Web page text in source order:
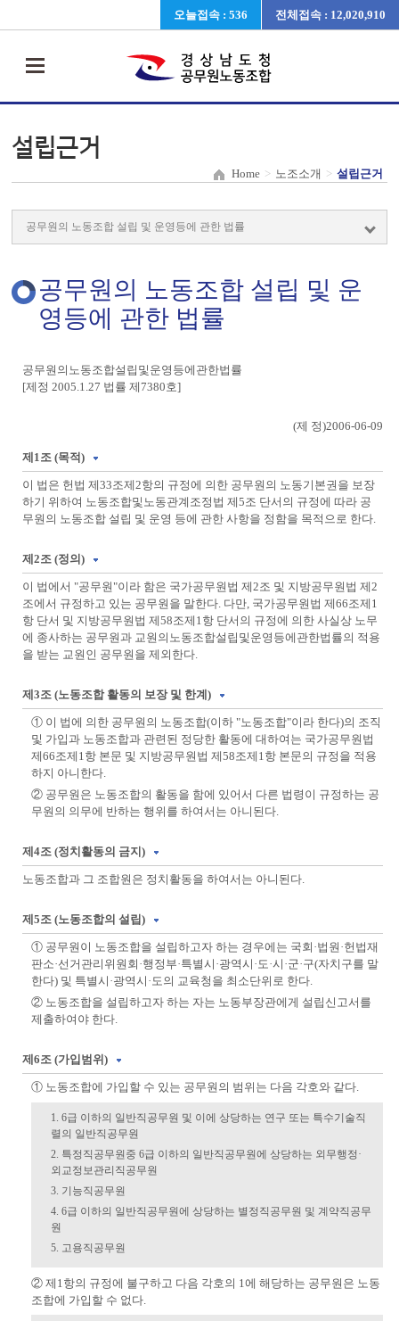
오늘접속 : 536 전체접속 : 12,020,910
설립근거
Home > 노조소개 > 설립근거
공무원의 노동조합 설립 및 운
영등에 관한 법률
공무원의노동조합설립및운영등에관한법률
[제정 2005.1.27 법률 제7380호]
(제 정)2006-06-09
제1조 (목적)
이 법은 헌법 제33조제2항의 규정에 의한 공무원의 노동기본권을 보장
하기 위하여 노동조합및노동관계조정법 제5조 단서의 규정에 따라 공
무원의 노동조합 설립 및 운영 등에 관한 사항을 정함을 목적으로 한다.
제2조 (정의)
이 법에서 "공무원"이라 함은 국가공무원법 제2조 및 지방공무원법 제2
조에서 규정하고 있는 공무원을 말한다. 다만, 국가공무원법 제66조제1
항 단서 및 지방공무원법 제58조제1항 단서의 규정에 의한 사실상 노무
에 종사하는 공무원과 교원의노동조합설립및운영등에관한법률의 적용
을 받는 교원인 공무원을 제외한다.
제3조 (노동조합 활동의 보장 및 한계)
① 이 법에 의한 공무원의 노동조합(이하 "노동조합"이라 한다)의 조직
및 가입과 노동조합과 관련된 정당한 활동에 대하여는 국가공무원법
제66조제1항 본문 및 지방공무원법 제58조제1항 본문의 규정을 적용
하지 아니한다.
② 공무원은 노동조합의 활동을 함에 있어서 다른 법령이 규정하는 공
무원의 의무에 반하는 행위를 하여서는 아니된다.
제4조 (정치활동의 금지)
노동조합과 그 조합원은 정치활동을 하여서는 아니된다.
제5조 (노동조합의 설립)
① 공무원이 노동조합을 설립하고자 하는 경우에는 국회·법원·헌법재
판소·선거관리위원회·행정부·특별시·광역시·도·시·군·구(자치구를 말
한다) 및 특별시·광역시·도의 교육청을 최소단위로 한다.
② 노동조합을 설립하고자 하는 자는 노동부장관에게 설립신고서를
제출하여야 한다.
제6조 (가입범위)
① 노동조합에 가입할 수 있는 공무원의 범위는 다음 각호와 같다.
1. 6급 이하의 일반직공무원 및 이에 상당하는 연구 또는 특수기술직
렬의 일반직공무원
2. 특정직공무원중 6급 이하의 일반직공무원에 상당하는 외무행정·
외교정보관리직공무원
3. 기능직공무원
4. 6급 이하의 일반직공무원에 상당하는 별정직공무원 및 계약직공무
원
5. 고용직공무원
② 제1항의 규정에 불구하고 다음 각호의 1에 해당하는 공무원은 노동
조합에 가입할 수 없다.